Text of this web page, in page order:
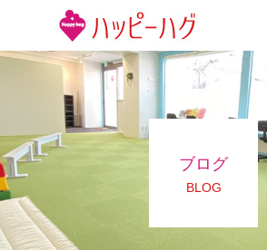
ブログ
BLOG
2つの特徴
5領域支援とお約束
施設紹介